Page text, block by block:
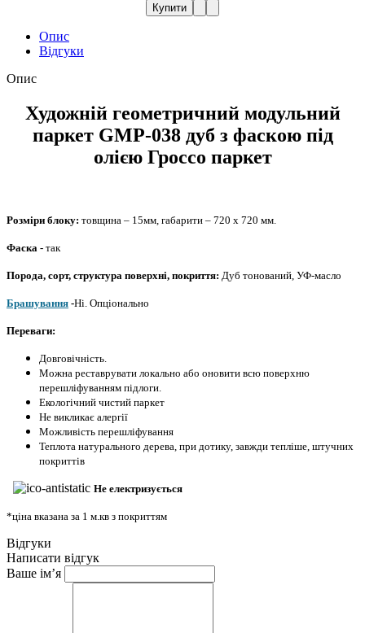
Купити
Опис
Відгуки
Опис
Художній геометричний модульний
паркет GMP-038 дуб з фаскою під
олієюГроссо паркет
Розміри блоку: товщина – 15мм, габарити – 720 х 720 мм.
Фаска - так
Порода, сорт, структура поверхні, покриття: Дуб тонований, УФ-масло
Брашування -Ні. Опціонально
Переваги:
Довговічність.
Можна реставрувати локально або оновити всю поверхню
перешліфуванням підлоги.
Екологічний чистий паркет
Не викликає алергії
Можливість перешліфування
Теплота натурального дерева, при дотику, завжди тепліше, штучних
покриттів
Не електризується
*ціна вказана за 1 м.кв з покриттям
Відгуки
Написати відгук
Ваше ім’я